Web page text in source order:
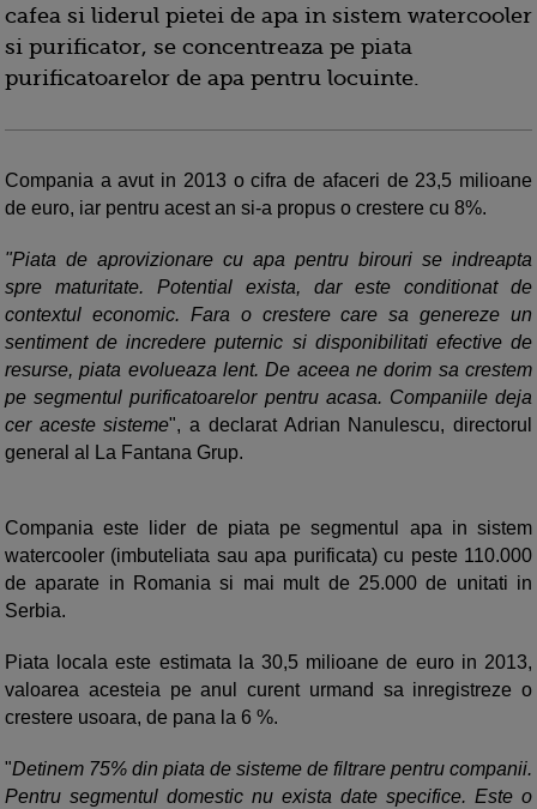
cafea si liderul pietei de apa in sistem watercooler
si purificator, se concentreaza pe piata
purificatoarelor de apa pentru locuinte.
Compania a avut in 2013 o cifra de afaceri de 23,5 milioane
de euro, iar pentru acest an si-a propus o crestere cu 8%.
"Piata de aprovizionare cu apa pentru birouri se indreapta
spre maturitate. Potential exista, dar este conditionat de
contextul economic. Fara o crestere care sa genereze un
sentiment de incredere puternic si disponibilitati efective de
resurse, piata evolueaza lent. De aceea ne dorim sa crestem
pe segmentul purificatoarelor pentru acasa. Companiile deja
cer aceste sisteme", a declarat Adrian Nanulescu, directorul
general al La Fantana Grup.
Compania este lider de piata pe segmentul apa in sistem
watercooler (imbuteliata sau apa purificata) cu peste 110.000
de aparate in Romania si mai mult de 25.000 de unitati in
Serbia.
Piata locala este estimata la 30,5 milioane de euro in 2013,
valoarea acesteia pe anul curent urmand sa inregistreze o
crestere usoara, de pana la 6 %.
"Detinem 75% din piata de sisteme de filtrare pentru companii.
Pentru segmentul domestic nu exista date specifice. Este o